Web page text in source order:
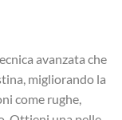
avanzata che
migliorando la
come rughe,